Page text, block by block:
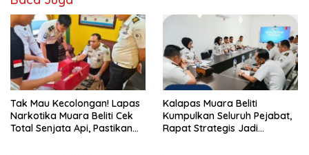
Tak Mau Kecolongan! Lapas
Narkotika Muara Beliti Cek
Total Senjata Api, Pastikan
Kalapas Muara Beliti
Kumpulkan Seluruh Pejabat,
Rapat Strategis Jadi